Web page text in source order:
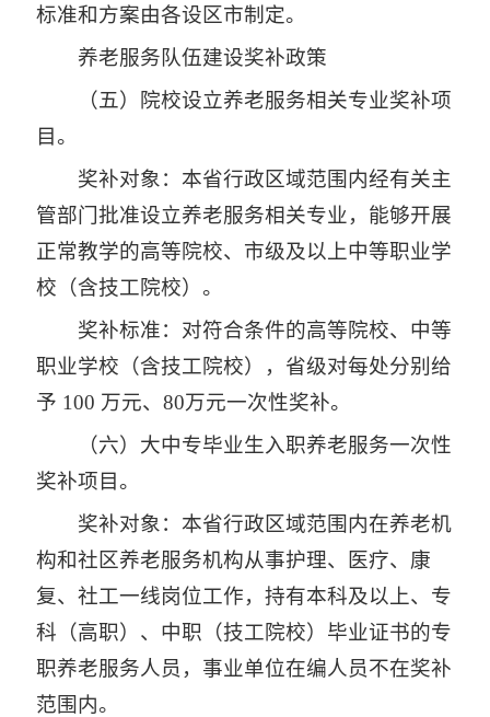
标准和方案由各设区市制定。
养老服务队伍建设奖补政策
（五）院校设立养老服务相关专业奖补项
目。
奖补对象：本省行政区域范围内经有关主
管部门批准设立养老服务相关专业，能够开展
正常教学的高等院校、市级及以上中等职业学
校（含技工院校）。
奖补标准：对符合条件的高等院校、中等
职业学校（含技工院校），省级对每处分别给
予 100 万元、80万元一次性奖补。
（六）大中专毕业生入职养老服务一次性
奖补项目。
奖补对象：本省行政区域范围内在养老机
构和社区养老服务机构从事护理、医疗、康
复、社工一线岗位工作，持有本科及以上、专
科（高职）、中职（技工院校）毕业证书的专
职养老服务人员，事业单位在编人员不在奖补
范围内。